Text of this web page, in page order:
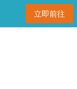
立即前往開